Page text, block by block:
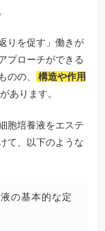
りを促す」働きが
プローチができる
のの、
構造や作用
があります。
胞培養液をエステ
て、以下のような
の基本的な定